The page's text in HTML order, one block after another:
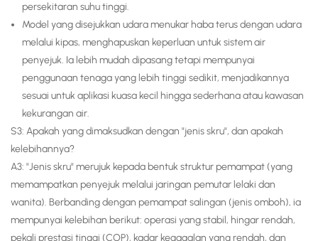
persekitaran suhu tinggi.
Model yang disejukkan udara menukar haba terus dengan udara
melalui kipas, menghapuskan keperluan untuk sistem air
penyejuk. Ia lebih mudah dipasang tetapi mempunyai
penggunaan tenaga yang lebih tinggi sedikit, menjadikannya
sesuai untuk aplikasi kuasa kecil hingga sederhana atau kawasan
kekurangan air.
S3: Apakah yang dimaksudkan dengan "jenis skru", dan apakah
kelebihannya?
A3: "Jenis skru" merujuk kepada bentuk struktur pemampat (yang
memampatkan penyejuk melalui jaringan pemutar lelaki dan
wanita). Berbanding dengan pemampat salingan (jenis omboh), ia
mempunyai kelebihan berikut: operasi yang stabil, hingar rendah,
pekali prestasi tinggi (COP), kadar kegagalan yang rendah, dan